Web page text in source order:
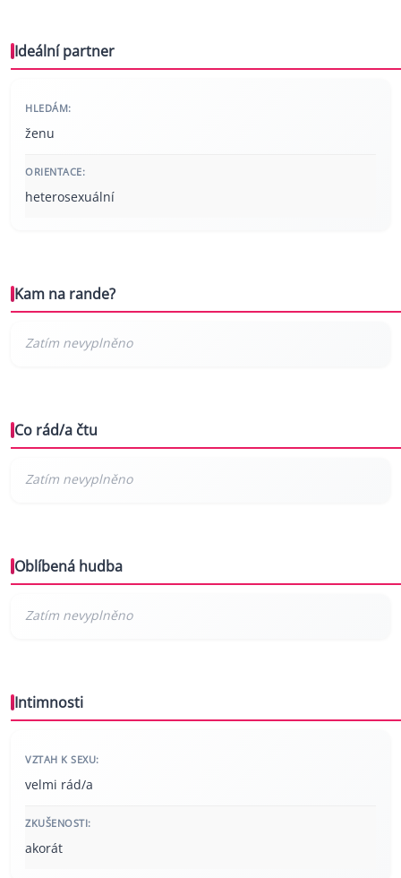
Ideální partner
HLEDÁM:
ženu
ORIENTACE:
heterosexuální
Kam na rande?
Co rád/a čtu
Oblíbená hudba
Intimnosti
VZTAH K SEXU:
velmi rád/a
ZKUŠENOSTI:
akorát